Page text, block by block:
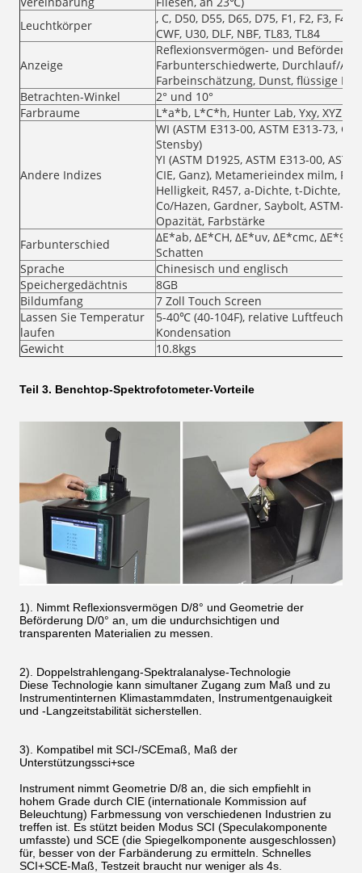
Leuchtkörper
, C, D50, D55, D65, D75, F1, F2, F3, F4,
CWF, U30, DLF, NBF, TL83, TL84
Anzeige
Reflexionsvermögen- und
Farbunterschiedwerte, Durchlauf/
Farbeinschätzung, Dunst, flüssige
Betrachten-Winkel
2° und 10°
Farbraume
L*a*b, L*C*h, Hunter Lab, Yxy, XYZ
Andere Indizes
WI (ASTM E313-00, ASTM E313-73,
Stensby)
YI (ASTM D1925, ASTM E313-00,
CIE, Ganz), Metamerieindex milm,
Helligkeit, R457, a-Dichte, t-Dichte, e-
Co/Hazen, Gardner, Saybolt, ASTM-
Opazität, Farbstärke
Farbunterschied
ΔE*ab, ΔE*CH, ΔE*uv, ΔE*cmc,
Schatten
Sprache
Chinesisch und englisch
Speichergedächtnis
8GB
Bildumfang
7 Zoll Touch Screen
Lassen Sie Temperatur
laufen
5-40℃ (40-104F), relative
Kondensation
Gewicht
10.8kgs
Teil 3. Benchtop-Spektrofotometer-Vorteile
1). Nimmt Reflexionsvermögen D/8° und Geometrie der
Beförderung D/0° an, um die undurchsichtigen und
transparenten Materialien zu messen.
2). Doppelstrahlengang-Spektralanalyse-Technologie
Diese Technologie kann simultaner Zugang zum Maß und zu
Instrumentinternen Klimastammdaten, Instrumentgenauigkeit
und -Langzeitstabilität sicherstellen.
3). Kompatibel mit SCI-/SCEmaß, Maß der
Unterstützungssci+sce
Instrument nimmt Geometrie D/8 an, die sich empfiehlt in
hohem Grade durch CIE (internationale Kommission auf
Beleuchtung) Farbmessung von verschiedenen Industrien zu
treffen ist. Es stützt beiden Modus SCI (Speculakomponente
umfasste) und SCE (die Spiegelkomponente ausgeschlossen)
für, besser von der Farbänderung zu ermitteln. Schnelles
SCI+SCE-Maß, Testzeit braucht nur weniger als 4s.